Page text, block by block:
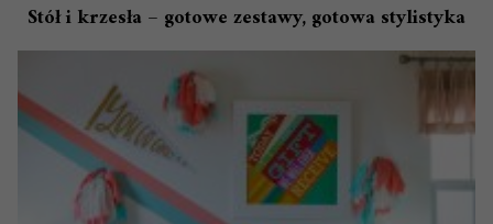
Stół i krzesła – gotowe zestawy, gotowa stylistyka